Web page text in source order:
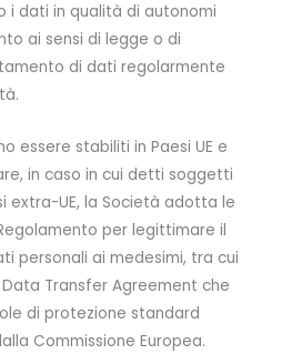
i dati in qualità di autonomi
ai sensi di legge o di
di dati regolarmente
essere stabiliti in Paesi UE e
in caso in cui detti soggetti
extra-UE, la Società adotta le
per legittimare il
personali ai medesimi, tra cui
Transfer Agreement che
di protezione standard
Commissione Europea.